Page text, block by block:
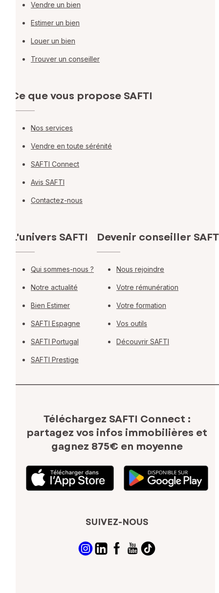
Vendre un bien
Estimer un bien
Louer un bien
Trouver un conseiller
Ce que vous propose SAFTI
Nos services
Vendre en toute sérénité
SAFTI Connect
Avis SAFTI
Contactez-nous
L'univers SAFTI
Qui sommes-nous ?
Notre actualité
Bien Estimer
SAFTI Espagne
SAFTI Portugal
SAFTI Prestige
Devenir conseiller
Nous rejoindre
Votre rémunération
Votre formation
Vos outils
Découvrir SAFTI
Téléchargez SAFTI Connect :
partagez vos infos immobilières et
gagnez 875€ en moyenne
SUIVEZ-NOUS